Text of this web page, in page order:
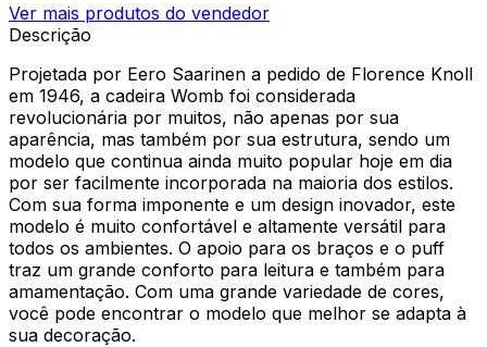
Ver mais produtos do vendedor
Descrição
Projetada por Eero Saarinen a pedido de Florence Knoll
em 1946, a cadeira Womb foi considerada
revolucionária por muitos, não apenas por sua
aparência, mas também por sua estrutura, sendo um
modelo que continua ainda muito popular hoje em dia
por ser facilmente incorporada na maioria dos estilos.
Com sua forma imponente e um design inovador, este
modelo é muito confortável e altamente versátil para
todos os ambientes. O apoio para os braços e o puff
traz um grande conforto para leitura e também para
amamentação. Com uma grande variedade de cores,
você pode encontrar o modelo que melhor se adapta à
sua decoração.